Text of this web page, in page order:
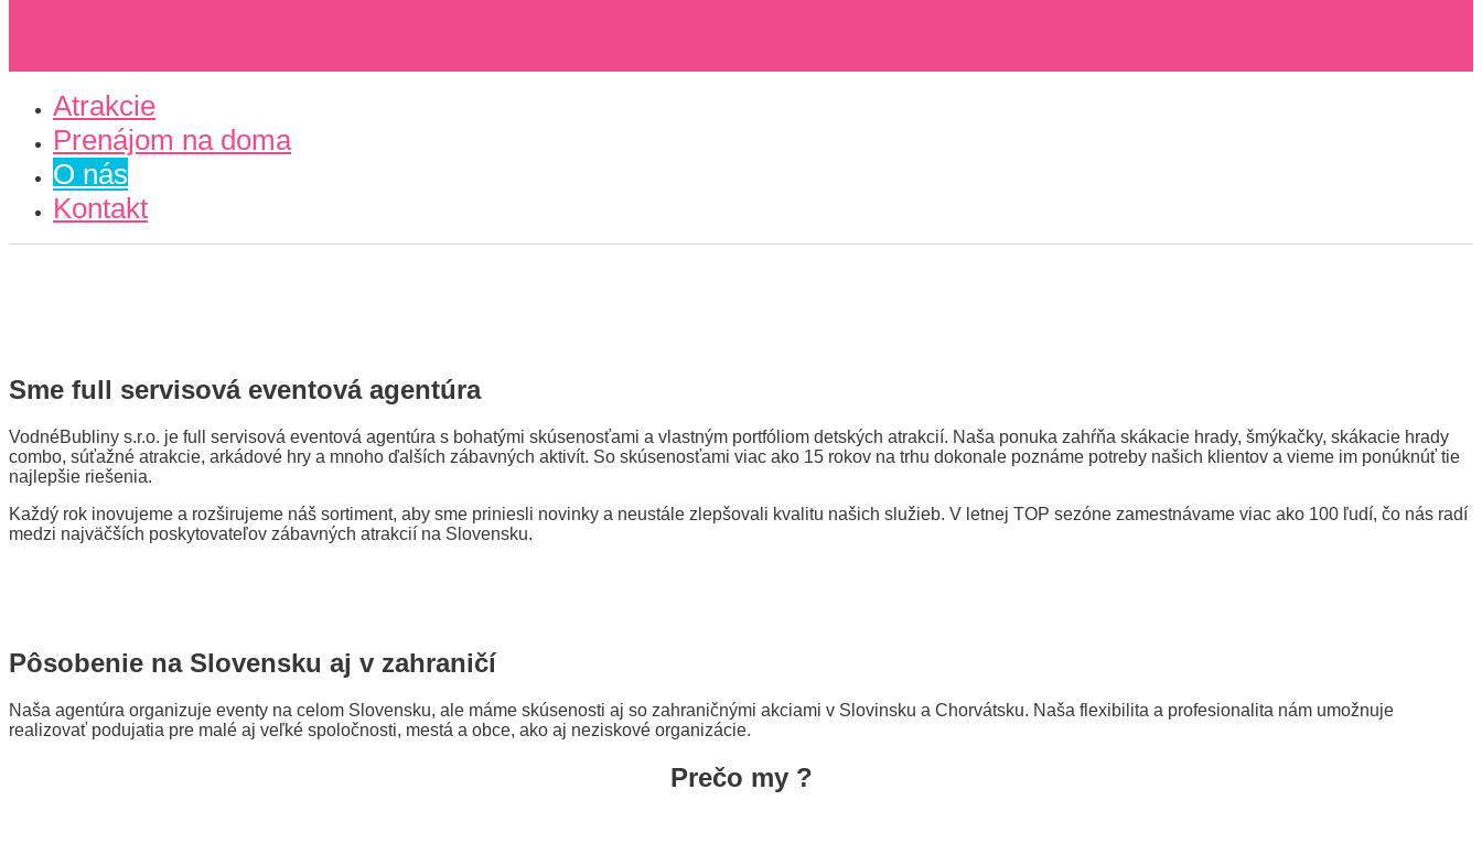
Atrakcie
Prenájom na doma
O nás
Kontakt
Sme full servisová eventová agentúra
VodnéBubliny s.r.o. je full servisová eventová agentúra s bohatými skúsenosťami a vlastným portfóliom detských atrakcií. Naša ponuka zahŕňa skákacie hrady, šmýkačky, skákacie hrady
combo, súťažné atrakcie, arkádové hry a mnoho ďalších zábavných aktivít. So skúsenosťami viac ako 15 rokov na trhu dokonale poznáme potreby našich klientov a vieme im ponúknúť tie
najlepšie riešenia.
Každý rok inovujeme a rozširujeme náš sortiment, aby sme priniesli novinky a neustále zlepšovali kvalitu našich služieb. V letnej TOP sezóne zamestnávame viac ako 100 ľudí, čo nás radí
medzi najväčších poskytovateľov zábavných atrakcií na Slovensku.
Pôsobenie na Slovensku aj v zahraničí
Naša agentúra organizuje eventy na celom Slovensku, ale máme skúsenosti aj so zahraničnými akciami v Slovinsku a Chorvátsku. Naša flexibilita a profesionalita nám umožnuje
realizovať podujatia pre malé aj veľké spoločnosti, mestá a obce, ako aj neziskové organizácie.
Prečo my ?